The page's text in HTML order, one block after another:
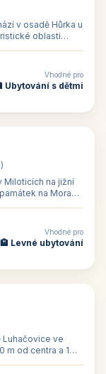
v osadě Hůrka u
oblasti
Vhodné pro
Ubytování s dětmi
Miloticích na jižní
na Moravě,
Vhodné pro
🏨 Levné ubytování
Luhačovice ve
m od centra a 1